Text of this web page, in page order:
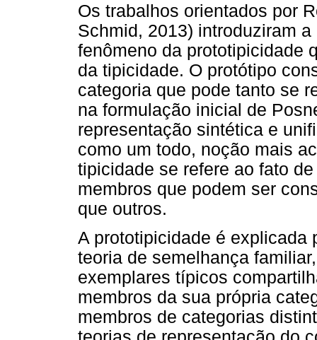
Os trabalhos orientados por
Schmid, 2013) introduziram
fenômeno da prototipicidade
da tipicidade. O protótipo
categoria que pode tanto se
na formulação inicial de
representação sintética e
como um todo, noção mais
tipicidade se refere ao fato
membros que podem ser
que outros.
A prototipicidade é explicada
teoria de semelhança
exemplares típicos
membros da sua própria
membros de categorias